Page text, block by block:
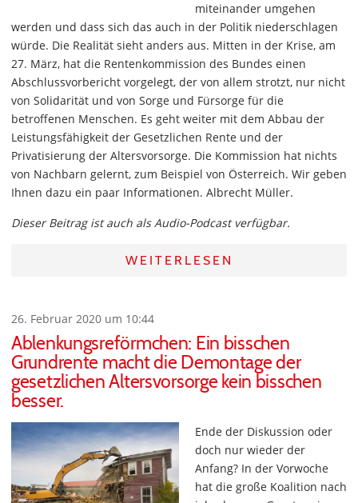
miteinander umgehen
werden und dass sich das auch in der Politik niederschlagen
würde. Die Realität sieht anders aus. Mitten in der Krise, am
27. März, hat die Rentenkommission des Bundes einen
Abschlussvorbericht vorgelegt, der von allem strotzt, nur nicht
von Solidarität und von Sorge und Fürsorge für die
betroffenen Menschen. Es geht weiter mit dem Abbau der
Leistungsfähigkeit der Gesetzlichen Rente und der
Privatisierung der Altersvorsorge. Die Kommission hat nichts
von Nachbarn gelernt, zum Beispiel von Österreich. Wir geben
Ihnen dazu ein paar Informationen. Albrecht Müller.
Dieser Beitrag ist auch als Audio-Podcast verfügbar.
WEITERLESEN
26. Februar 2020 um 10:44
Ablenkungsreförmchen: Ein bisschen
Grundrente macht die Demontage der
gesetzlichen Altersvorsorge kein bisschen
besser.
Ende der Diskussion oder
doch nur wieder der
Anfang? In der Vorwoche
hat die große Koalition nach